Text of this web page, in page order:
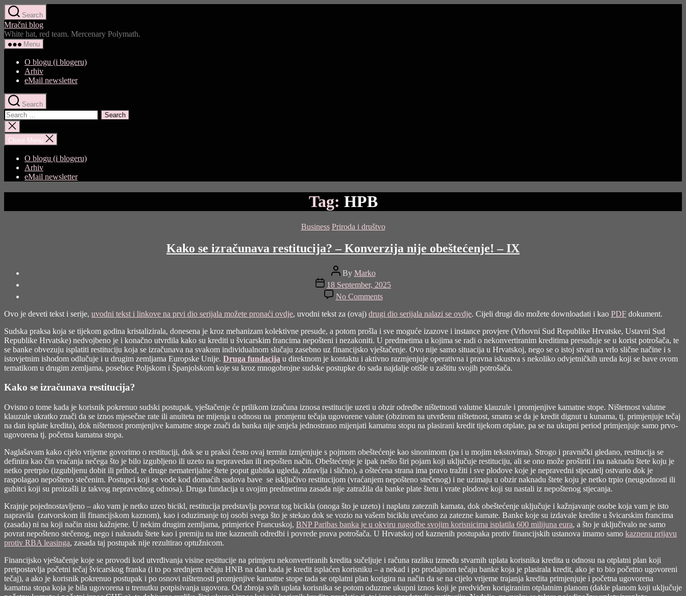
Skip
to
the
content
Search
Mračni blog
White hat, red team. Mercenary Polymath.
Menu
O blogu (i blogeru)
Arhiv
eMail newsletter
Search
Search
for:
Close
search
Close Menu
O blogu (i blogeru)
Arhiv
eMail newsletter
Tag: HPB
Categories
Business Priroda i društvo
Kako se izračunava restitucija? – Konverzija nije obeštećenje! – IX
Post
author
By Marko
Post
date
18 September, 2025
No Commentson
Kako
se
izračunava
restitucija?
–
Konverzija
nije
obeštećenje!
Ovo je deveti tekst i serije, uvodni tekst i linkove na prvi dio serijala možete pronaći ovdje, uvodni tekst za (ovaj) drugi dio serijala nalazi se ovdje. Cijeli drugi dio možete downloadati i kao PDF dokument.
Sudska praksa koja se tijekom godina kristalizirala, donesena je kroz mehanizam kolektivne presude, a potom prošla i sve moguće izazove i instance provjere (Vrhovni Sud Republike Hrvatske, Ustavni Sud
Republike Hrvatske) nedvojbeno je i konačno utvrdila kako su krediti u švicarskim francima nepošteni i nezakoniti. U predmetima u kojima se radi o nekonvertiranim kreditima presuđuje se u korist potrošača, te
se banke obvezuju isplatiti restituciju koja se izračunava na svakom individualnom slučaju zasebno uz financijsko vještačenje. Ovo nije samo situacija u Hrvatskoj, nego se o istoj stvari na vrlo slične načine i s
istovjetnim ishodom odlučuje i u drugim zemljama Europske Unije. Druga fundacija u direktnom je kontaktu i aktivno razmjenjuje operativna i pravna iskustva s nekoliko odvjetničkih ureda koji se bave ovom
tematikom u drugim zemljama, posebice Poljskom i Španjolskom koje su kroz mnogobrojne sudske postupke do sada najdalje otišle u zaštitu svojih potrošača.
Kako se izračunava restitucija?
Ovisno o tome kada je korisnik pokrenuo sudski postupak, vještačenje će prilikom izračuna iznosa restitucije uzeti u obzir odredbe ništetnosti valutne klauzule i promjenjive kamatne stope. Ništetnost valutne
klauzule ukratko znači da se iznos mjesečne rate ili anuiteta ne mijenja u odnosu na promjenu tečaja ugovorene valute (obzirom na utvrđenu ništetnost, smatra se da je kredit dignut u kunama, tj. primjenjuje tečaj
na dan isplate kredita), dok ništetnost promjenjive kamatne stope znači da banka nije smjela jednostrano mijenjati kamatnu stopu na plasirani kredit tijekom otplate, pa se na ukupni period primjenjuje samo prvo-
ugovorena tj. početna kamatna stopa.
Naglašavam kako cijelo vrijeme govorimo o restituciji, dok se u praksi često ovaj termin izmjenjuje s pojmom obeštećenje kao sinonimom (pa i u mojim tekstovima). Strogo i pravnički gledano, restitucija se
definira kao čin vraćanja nečega što je bilo izgubljeno ili uzeto na nepravedan ili nepošten način. Obeštećenje je ipak nešto širi pojam koji uključuje restituciju, ali se ono može proširiti i na naknadu štete koju je
netko pretrpio (izgubljenu dobit ili prihod, te druge nematerijalne štete poput gubitka ugleda, zdravlja i slično), a oštećena strana ima pravo tražiti i sve plodove koje je nepravedni stjecatelj ostvario dok je
raspolagao nepošteno stečenim. Postupci koji se vode kod domaćih sudova bave se isključivo restitucijom (vraćanjem nepošteno stečenog) i ne uzimaju u obzir naknadu štete koju je netko trpio (neugodnosti ili
gubitci koji su proizašli iz takvog nepravednog odnosa). Druga fundacija u svojim predmetima zasada nije zatražila da banke plate štetu i vrate plodove koji su nastali iz nepoštenog stjecanja.
Krajnje pojednostavljeno – ako vam je netko uzeo bicikl, restitucija predstavlja povrat tog bicikla (onoga što je uzeto) i naplatu zateznih kamata, dok obeštećenje uključuje i kažnjavanje osobe koja vam je isto
napravila (zatvorskom ili financijskom kaznom), kao i oduzimanje toj osobi svega što je stekao dok se vozio na vašem biciklu uvećano za zatezne kamate. Banke koje su izdavale kredite u švicarskim francima
(zasada) ni na koji način nisu kažnjene. U nekim drugim zemljama, primjerice Francuskoj, BNP Paribas banka je u okviru nagodbe svojim korisnicima isplatila 600 milijuna eura, a što je uključivalo ne samo
povrat nepošteno stečenog, nego i naknadu štete kao i premiju na ime kaznenih odredbi i povrede prava potrošača. U Hrvatskoj od kaznenih postupaka protiv financijskih ustanova imamo samo kaznenu prijavu
protiv RBA leasinga, zasada taj postupak nije rezultirao optužnicom.
Financijsko vještačenje koje se provodi kod utvrđivanja visine restitucije na primjeru nekonvertiranih kredita sučeljuje i računa razliku između stvarnih uplata korisnika kredita u odnosu na otplatni plan koji
pretpostavlja početni tečaj švicarskog franka (i to po srednjem tečaju HNB na dan kada je kredit isplaćen korisniku – a nekad i po prodajnom tečaju banke koja je plasirala kredit, ako je to bio početno ugovoreni
tečaj), a ako je korisnik pokrenuo postupak i po osnovi ništetnosti promjenjive kamatne stope tada se otplatni plan korigira na način da se na cijelo vrijeme trajanja kredita primjenjuje i početna ugovorena
kamatna stopa koja je bila ugovorena u trenutku potpisivanja ugovora. Od zbroja svih uplata korisnika se potom oduzme ukupni iznos koji je predviđen korigiranim otplatnim planom (dakle planom koji uključuje